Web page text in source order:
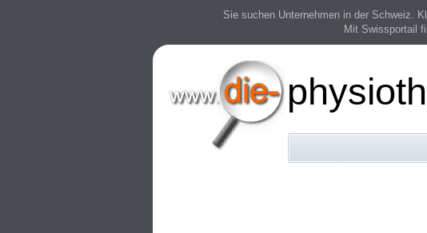
Sie suchen Unternehmen in der Schweiz.
Mit Swissportail